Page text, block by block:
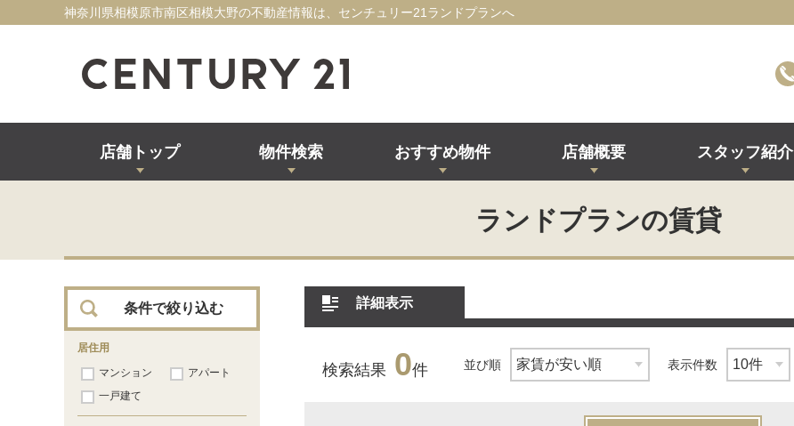
神奈川県相模原市南区相模大野の不動産情報は、センチュリー21ランドプランへ
店舗トップ 物件検索 おすすめ物件 店舗概要 スタッフ紹介
ランドプランの賃貸
詳細表示
検索結果 0件 並び順 表示件数
条件で絞り込む
居住用
マンション
アパート
一戸建て